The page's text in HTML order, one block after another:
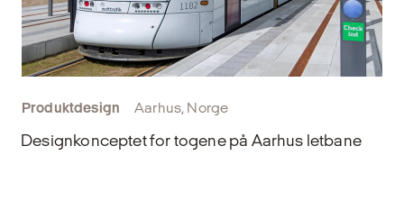
Produktdesign Aarhus, Norge
Designkonceptet for togene på Aarhus letbane